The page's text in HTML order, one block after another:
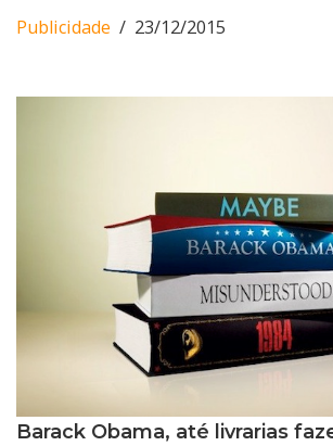
Publicidade 23/12/2015
Barack Obama, até livrarias